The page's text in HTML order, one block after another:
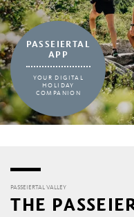
PASSEIERTAL
APP
YOUR DIGITAL
HOLIDAY
COMPANION
PASSEIERTAL VALLEY
THE